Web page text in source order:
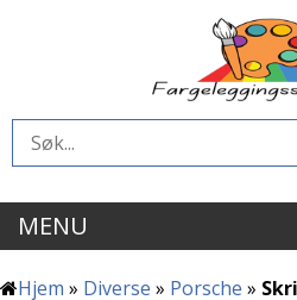
MENU
Hjem » Diverse » Porsche »